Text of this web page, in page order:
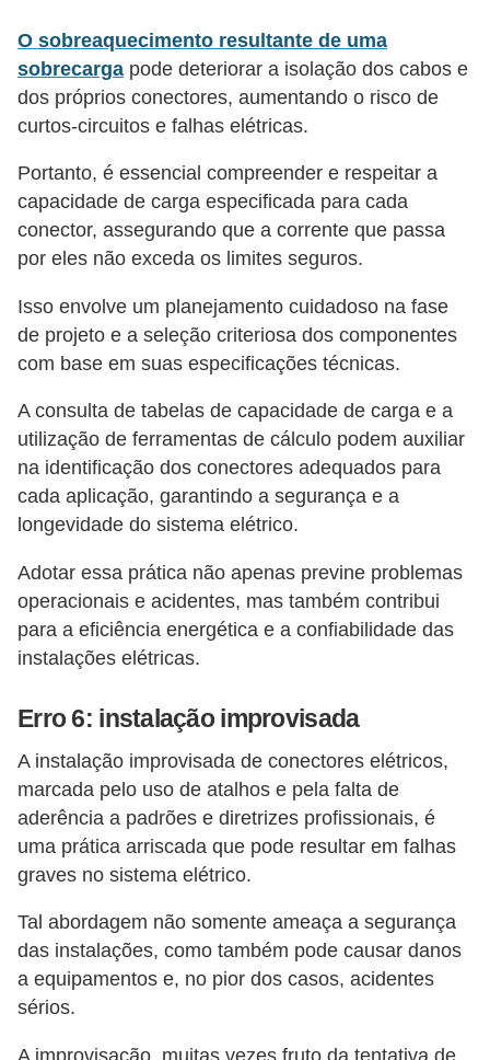
O sobreaquecimento resultante de uma
sobrecarga pode deteriorar a isolação dos cabos e
dos próprios conectores, aumentando o risco de
curtos-circuitos e falhas elétricas.
Portanto, é essencial compreender e respeitar a
capacidade de carga especificada para cada
conector, assegurando que a corrente que passa
por eles não exceda os limites seguros.
Isso envolve um planejamento cuidadoso na fase
de projeto e a seleção criteriosa dos componentes
com base em suas especificações técnicas.
A consulta de tabelas de capacidade de carga e a
utilização de ferramentas de cálculo podem auxiliar
na identificação dos conectores adequados para
cada aplicação, garantindo a segurança e a
longevidade do sistema elétrico.
Adotar essa prática não apenas previne problemas
operacionais e acidentes, mas também contribui
para a eficiência energética e a confiabilidade das
instalações elétricas.
Erro 6: instalação improvisada
A instalação improvisada de conectores elétricos,
marcada pelo uso de atalhos e pela falta de
aderência a padrões e diretrizes profissionais, é
uma prática arriscada que pode resultar em falhas
graves no sistema elétrico.
Tal abordagem não somente ameaça a segurança
das instalações, como também pode causar danos
a equipamentos e, no pior dos casos, acidentes
sérios.
A improvisação, muitas vezes fruto da tentativa de
o
P
r
j
e
t
e
s
q
u
e
a
e
é
r
i
c
o
s
S
e